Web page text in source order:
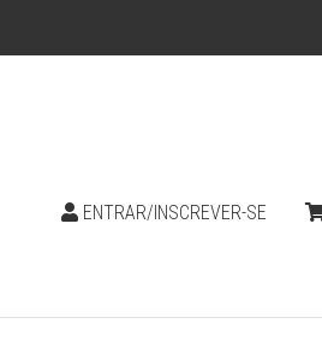
ENTRAR/INSCREVER-SE